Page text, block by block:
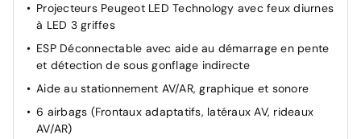
Projecteurs Peugeot LED Technology avec feux diurnes
à LED 3 griffes
ESP Déconnectable avec aide au démarrage en pente
et détection de sous gonflage indirecte
Aide au stationnement AV/AR, graphique et sonore
6 airbags (Frontaux adaptatifs, latéraux AV, rideaux
AV/AR)